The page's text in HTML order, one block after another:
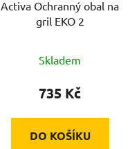
Activa Ochranný obal na
gril EKO 2
Skladem
735 Kč
DO KOŠÍKU